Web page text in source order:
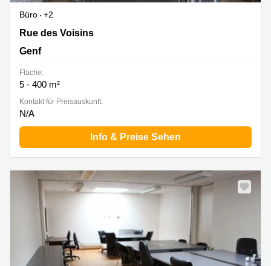
Büro
+2
Rue des Voisins 20B, Genf
Rue des Voisins
Genf
Fläche:
5 - 400 m²
Kontakt für Preisauskunft:
N/A
Info & Preise Sehen